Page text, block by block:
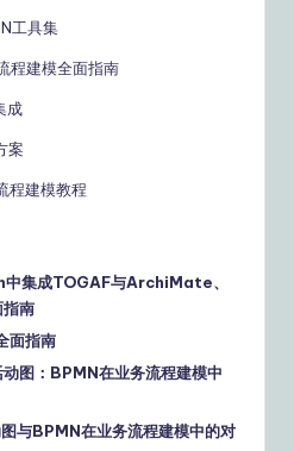
工具集
程建模全面指南
成
案
程建模教程
集成TOGAF与ArchiMate、
南
面指南
图：BPMN在业务流程建模中
与BPMN在业务流程建模中的对